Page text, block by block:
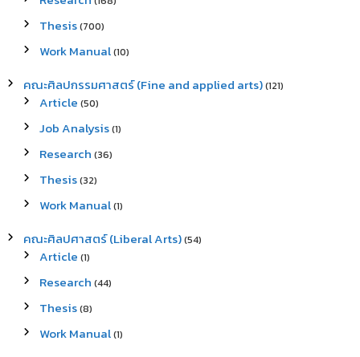
Thesis(700)
Work Manual(10)
คณะศิลปกรรมศาสตร์ (Fine and applied arts)(121)
Article (50)
Job Analysis(1)
Research (36)
Thesis(32)
Work Manual(1)
คณะศิลปศาสตร์ (Liberal Arts)(54)
Article (1)
Research (44)
Thesis(8)
Work Manual(1)